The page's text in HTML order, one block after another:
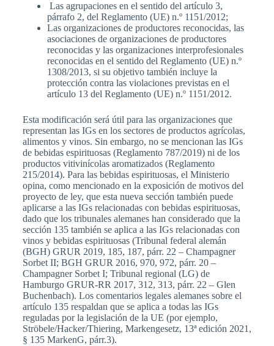
Las agrupaciones en el sentido del artículo 3,
párrafo 2, del Reglamento (UE) n.º 1151/2012;
Las organizaciones de productores reconocidas, las
asociaciones de organizaciones de productores
reconocidas y las organizaciones interprofesionales
reconocidas en el sentido del Reglamento (UE) n.º
1308/2013, si su objetivo también incluye la
protección contra las violaciones previstas en el
artículo 13 del Reglamento (UE) n.º 1151/2012.
Esta modificación será útil para las organizaciones que
representan las IGs en los sectores de productos agrícolas,
alimentos y vinos. Sin embargo, no se mencionan las IGs
de bebidas espirituosas (Reglamento 787/2019) ni de los
productos vitivinícolas aromatizados (Reglamento
215/2014). Para las bebidas espirituosas, el Ministerio
opina, como mencionado en la exposición de motivos del
proyecto de ley, que esta nueva sección también puede
aplicarse a las IGs relacionadas con bebidas espirituosas,
dado que los tribunales alemanes han considerado que la
sección 135 también se aplica a las IGs relacionadas con
vinos y bebidas espirituosas (Tribunal federal alemán
(BGH) GRUR 2019, 185, 187, párr. 22 – Champagner
Sorbet II; BGH GRUR 2016, 970, 972, párr. 20 –
Champagner Sorbet I; Tribunal regional (LG) de
Hamburgo GRUR-RR 2017, 312, 313, párr. 22 – Glen
Buchenbach). Los comentarios legales alemanes sobre el
artículo 135 respaldan que se aplica a todas las IGs
reguladas por la legislación de la UE (por ejemplo,
Ströbele/Hacker/Thiering, Markengesetz, 13ª edición 2021,
§ 135 MarkenG, párr.3).